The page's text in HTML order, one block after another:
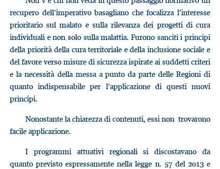
recupero dell’imperativo basagliano che focalizza l’interesse
prioritario sul malato e sulla rilevanza dei progetti di cura
individuali e non solo sulla malattia. Furono sanciti i principi
della priorità della cura territoriale e della inclusione sociale e
del favore verso misure di sicurezza ispirate ai suddetti criteri
e la necessità della messa a punto da parte delle Regioni di
quanto indispensabile per l’applicazione di questi nuovi
principi.
Nonostante la chiarezza di contenuti, essi non trovarono
facile applicazione.
I programmi attuativi regionali si discostavano da
quanto previsto espressamente nella legge n. 57 del 2013 e